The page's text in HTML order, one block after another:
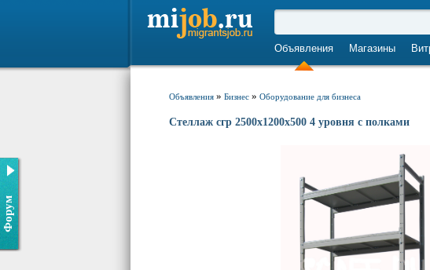
Объявления Магазины
Форум
Объявления » Бизнес » Оборудование для бизнеса
Стеллаж сгр 2500х1200х500 4 уровня с полками